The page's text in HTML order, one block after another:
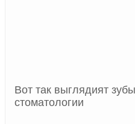
Вот так выглядият
стоматологии